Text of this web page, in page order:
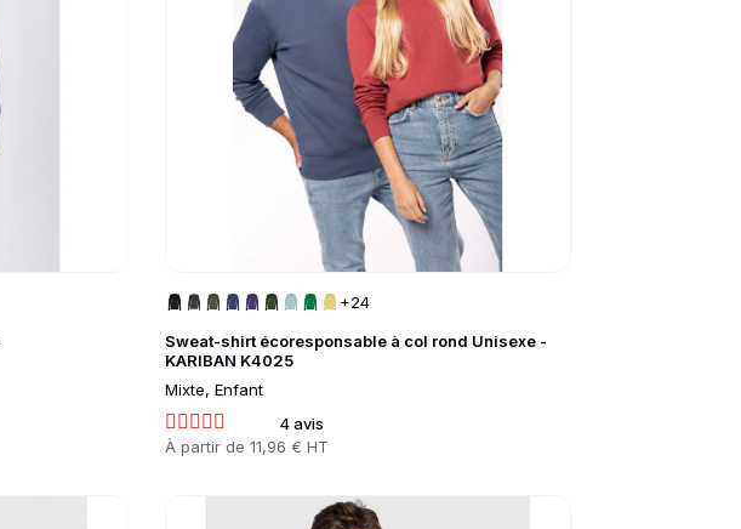
Sweat-shirt écoresponsable à col rond Unisexe -
KARIBAN K4025
Mixte, Enfant
4 avis
Prix
À partir de11,96 € HT
+24
Go to product page